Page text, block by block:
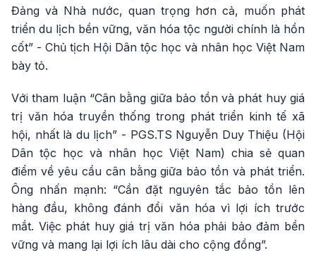
Đảng và Nhà nước, quan trọng hơn cả, muốn phát
triển du lịch bền vững, văn hóa tộc người chính là hồn
cốt” - Chủ tịch Hội Dân tộc học và nhân học Việt Nam
bày tỏ.
Với tham luận “Cân bằng giữa bảo tồn và phát huy giá
trị văn hóa truyền thống trong phát triển kinh tế xã
hội, nhất là du lịch” - PGS.TS Nguyễn Duy Thiệu (Hội
Dân tộc học và nhân học Việt Nam) chia sẻ quan
điểm về yêu cầu cân bằng giữa bảo tồn và phát triển.
Ông nhấn mạnh: “Cần đặt nguyên tắc bảo tồn lên
hàng đầu, không đánh đổi văn hóa vì lợi ích trước
mắt. Việc phát huy giá trị văn hóa phải bảo đảm bền
vững và mang lại lợi ích lâu dài cho cộng đồng”.